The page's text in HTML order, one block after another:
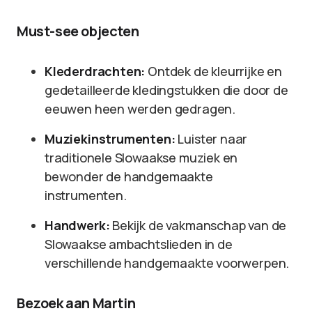
Must-see objecten
Klederdrachten: Ontdek de kleurrijke en
gedetailleerde kledingstukken die door de
eeuwen heen werden gedragen.
Muziekinstrumenten: Luister naar
traditionele Slowaakse muziek en
bewonder de handgemaakte
instrumenten.
Handwerk: Bekijk de vakmanschap van de
Slowaakse ambachtslieden in de
verschillende handgemaakte voorwerpen.
Bezoek aan Martin